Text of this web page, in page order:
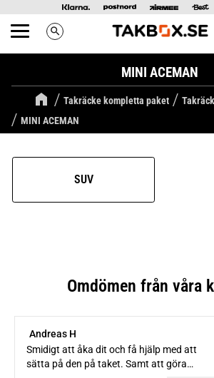
Meny search
MINI ACEMAN
Takräcke kompletta paket
MINI ACEMAN
SUV